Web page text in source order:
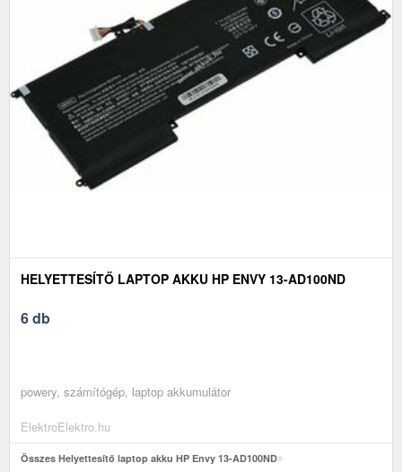
HELYETTESÍTŐ LAPTOP AKKU HP ENVY 13-AD100ND
6 db
powery, számítógép, laptop akkumulátor
ElektroElektro.hu
Összes Helyettesítő laptop akku HP Envy 13-AD100ND